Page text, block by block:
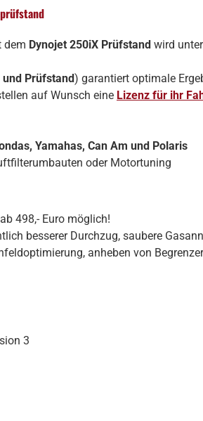
dem Dynojet 250iX Prüfstand wird
und Prüfstand) garantiert optimale
auf Wunsch eine Lizenz für ihr
Yamahas, Can Am und Polaris
oder Motortuning
498,- Euro möglich!
besserer Durchzug, saubere
anheben von
3